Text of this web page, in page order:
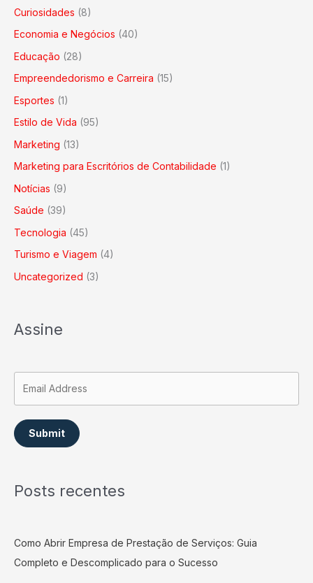
Curiosidades (8)
Economia e Negócios (40)
Educação (28)
Empreendedorismo e Carreira (15)
Esportes (1)
Estilo de Vida (95)
Marketing (13)
Marketing para Escritórios de Contabilidade (1)
Notícias (9)
Saúde (39)
Tecnologia (45)
Turismo e Viagem (4)
Uncategorized (3)
Assine
Submit
Posts recentes
Como Abrir Empresa de Prestação de Serviços: Guia
Completo e Descomplicado para o Sucesso